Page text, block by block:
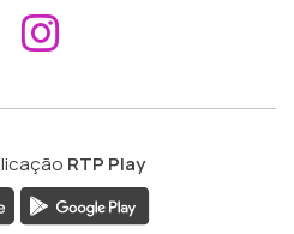
Aceder ao
RTP Play